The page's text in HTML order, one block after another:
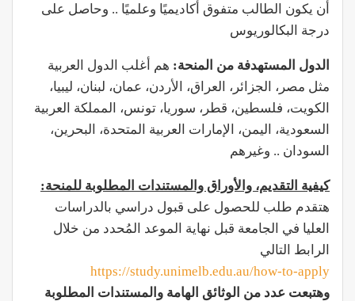
أن يكون الطالب متفوق أكاديميًا وعلميًا .. وحاصل على
درجة البكالوريوس
الدول المستهدفة من المنحة: هم أغلب الدول العربية
مثل مصر، الجزائر، العراق، الأردن، عمان، لبنان، ليبيا،
الكويت، فلسطين، قطر، سوريا، تونس، المملكة العربية
السعودية، اليمن، الإمارات العربية المتحدة، البحرين،
السودان .. وغيرهم
كيفية التقديم، والأوراق والمستندات المطلوبة للمنحة:
هتقدم طلب للحصول على قبول دراسي بالدراسات
العليا في الجامعة قبل نهاية الموعد المُحدد من خلال
الرابط التالي
https://study.unimelb.edu.au/how-to-apply
وهتبعت عدد من الوثائق الهامة والمستندات المطلوبة